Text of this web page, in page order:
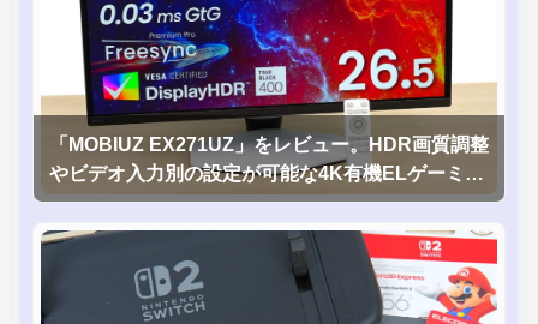
「MOBIUZ EX271UZ」をレビュー。HDR画質調整
やビデオ入力別の設定が可能な4K有機ELゲーミン
グモニタを徹底検証